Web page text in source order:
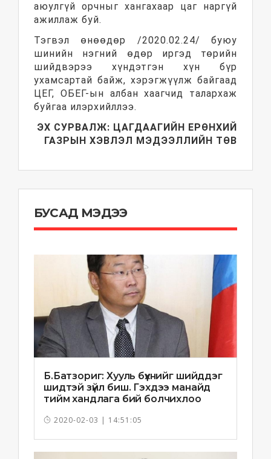
аюулгүй орчныг хангахаар цаг наргүй
ажиллаж буй.
Тэгвэл өнөөдөр /2020.02.24/ буюу
шинийн нэгний өдөр иргэд төрийн
шийдвэрээ хүндэтгэн хүн бүр
ухамсартай байж, хэрэгжүүлж байгаад
ЦЕГ, ОБЕГ-ын албан хаагчид талархаж
буйгаа илэрхийллээ.
ЭХ СУРВАЛЖ: ЦАГДААГИЙН ЕРӨНХИЙ
ГАЗРЫН ХЭВЛЭЛ МЭДЭЭЛЛИЙН ТӨВ
БУСАД МЭДЭЭ
Б.Батзориг: Хууль бүхнийг шийддэг
шидтэй зүйл биш. Гэхдээ манайд
тийм хандлага бий болчихлоо
2020-02-03 | 14:51:05